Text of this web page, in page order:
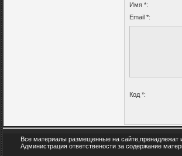
Имя *:
Email *:
Код *:
Все материалы размещенные на сайте,пренадлежат
Администрация ответствености за содержание